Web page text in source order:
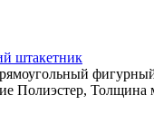
штакетник
Полиэстер, Толщина